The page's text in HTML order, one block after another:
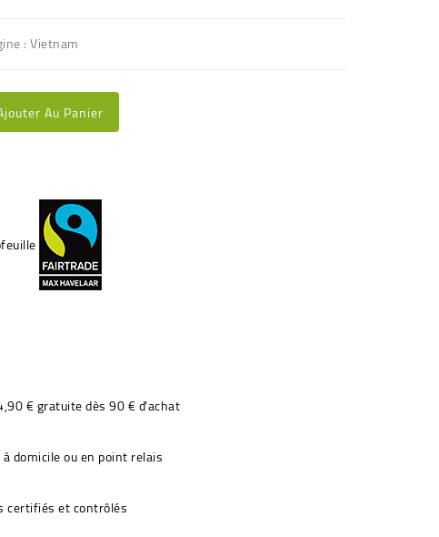
: Vietnam
Au Panier
€ gratuite dès 90 € d'achat
domicile ou en point relais
certifiés et contrôlés